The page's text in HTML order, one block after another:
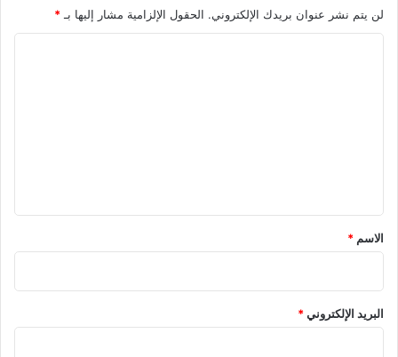
لن يتم نشر عنوان بريدك الإلكتروني. الحقول الإلزامية مشار إليها بـ *
*
الاسم *
البريد الإلكتروني*